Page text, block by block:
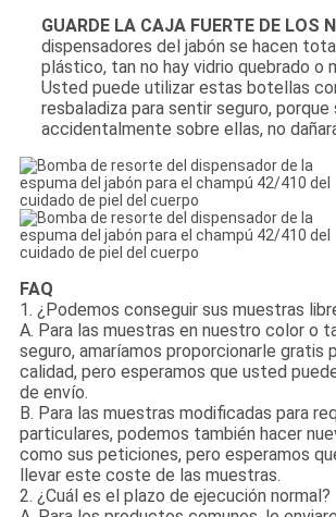
GUARDE LA CAJA FUERTE DE LOS
dispensadores del jabón se hacen
plástico, tan no hay vidrio quebrado o
Usted puede utilizar estas botellas
resbaladiza para sentir seguro,
accidentalmente sobre ellas, no
FAQ
1. ¿Podemos conseguir sus muestras
A. Para las muestras en nuestro color o
seguro, amaríamos proporcionarle gratis
calidad, pero esperamos que usted
de envío.
B. Para las muestras modificadas para
particulares, podemos también hacer
como sus peticiones, pero esperamos
llevar este coste de las muestras.
2. ¿Cuál es el plazo de ejecución normal?